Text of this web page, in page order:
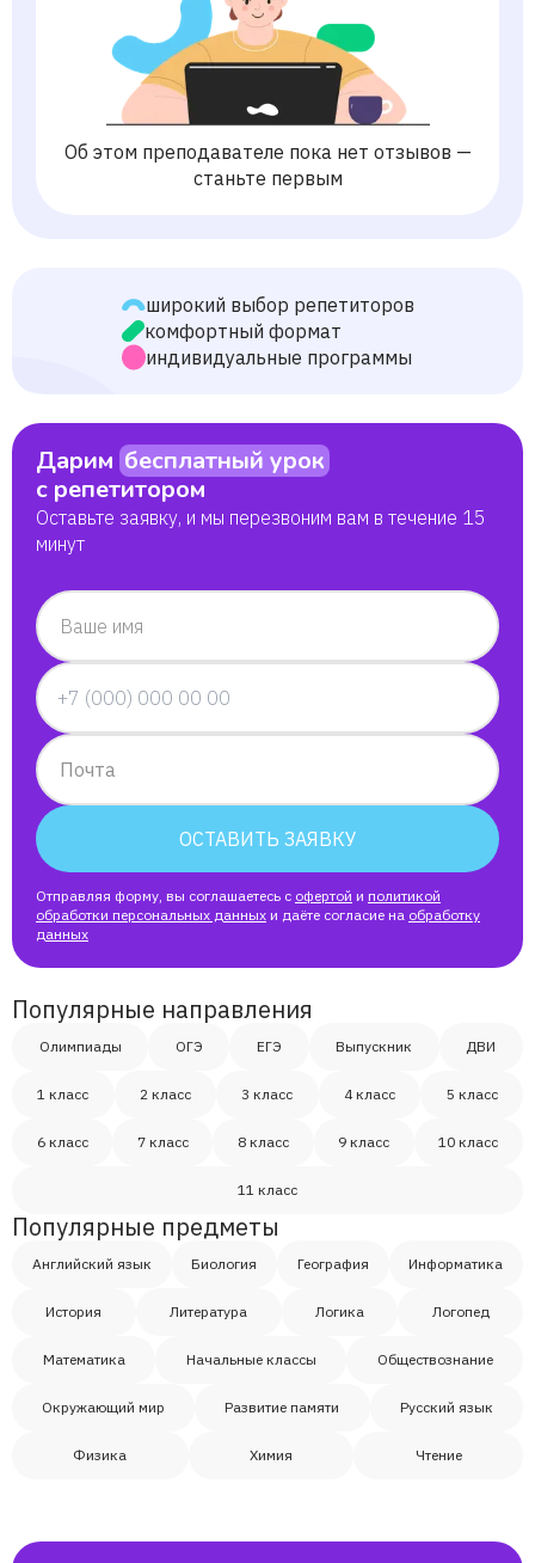
Об этом преподавателе пока нет отзывов —
станьте первым
широкий выбор репетиторов
комфортный формат
индивидуальные программы
Дарим бесплатный урок
с репетитором
Оставьте заявку, и мы перезвоним вам в течение 15
минут
Ваше имя
Почта
ОСТАВИТЬ ЗАЯВКУ
Отправляя форму, вы соглашаетесь с офертой и политикой
обработки персональных данных и даёте согласие на обработку
данных
Популярные направления
Олимпиады ОГЭ ЕГЭ Выпускник ДВИ
1 класс 2 класс 3 класс 4 класс 5 класс
6 класс 7 класс 8 класс 9 класс 10 класс
11 класс
Популярные предметы
Английский язык Биология География Информатика
История Литература Логика Логопед
Математика Начальные классы Обществознание
Окружающий мир Развитие памяти Русский язык
Физика Химия Чтение